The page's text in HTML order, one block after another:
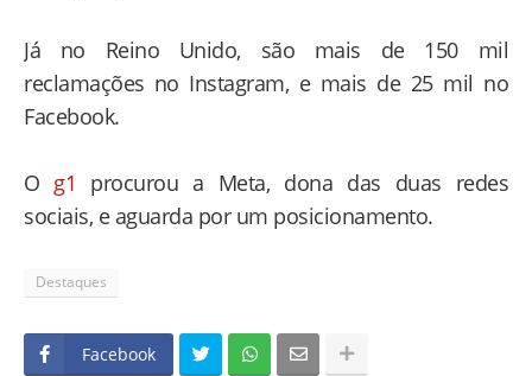
Já no Reino Unido, são mais de 150 mil
reclamações no Instagram, e mais de 25 mil no
Facebook.
O g1
procurou a Meta, dona das duas redes
sociais, e aguarda por um posicionamento.
Destaques
Facebook